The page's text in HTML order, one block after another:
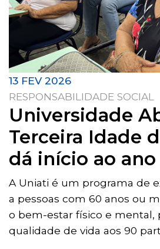
13 FEV 2026
RESPONSABILIDADE SOCIAL
Universidade
Terceira Idade
dá início ao
A Uniati é um programa de
a pessoas com 60 anos ou
o bem-estar físico e mental,
qualidade de vida aos 90